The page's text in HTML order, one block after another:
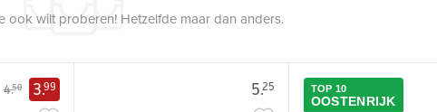
ook wilt proberen! Hetzelfde maar dan anders.
4.50 3.99 5.25 TOP 10
OOSTENRIJK